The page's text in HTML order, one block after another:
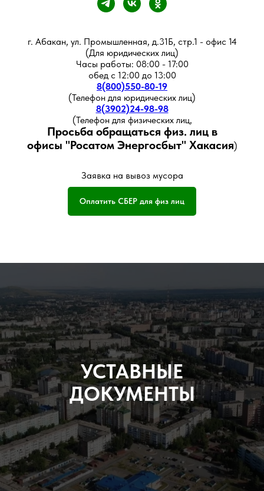
г. Абакан, ул. Промышленная, д.31Б, стр.1 - офис 14
(Для юридических лиц)
Часы работы: 08:00 - 17:00
обед с 12:00 до 13:00
8(800)550-80-19
(Телефон для юридических лиц)
8(3902)24-98-98
(Телефон для физических лиц,
Просьба обращаться физ. лиц в
офисы "Росатом Энергосбыт" Хакасия)
Заявка на вывоз мусора
Оплатить СБЕР для физ лиц
УСТАВНЫЕ
ДОКУМЕНТЫ